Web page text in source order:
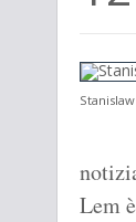
Lem